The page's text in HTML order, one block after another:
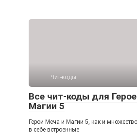
Чит-коды
Все чит-коды для
Магии 5
Герои Меча и Магии 5, как и
в себе встроенные